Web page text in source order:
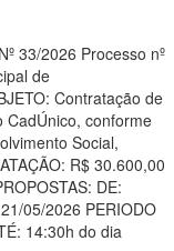
33/2026 Processo nº
de
Contratação de
CadÚnico, conforme
Social,
R$ 30.600,00
DE:
05/2026 PERIODO
14:30h do dia